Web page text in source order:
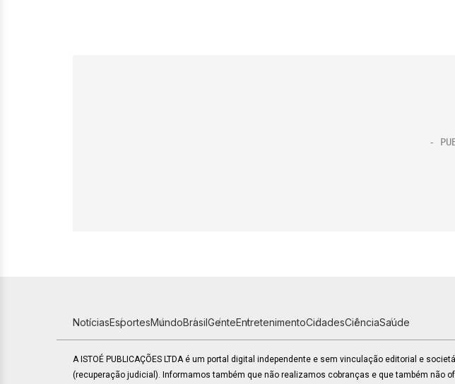
NotíciasEsportesMundoBrasilGenteEntretenimentoCidadesCiênciaSaúde
A ISTOÉ PUBLICAÇÕES LTDA é um portal digital independente e sem vinculação editorial e
(recuperação judicial). Informamos também que não realizamos cobranças e que também não